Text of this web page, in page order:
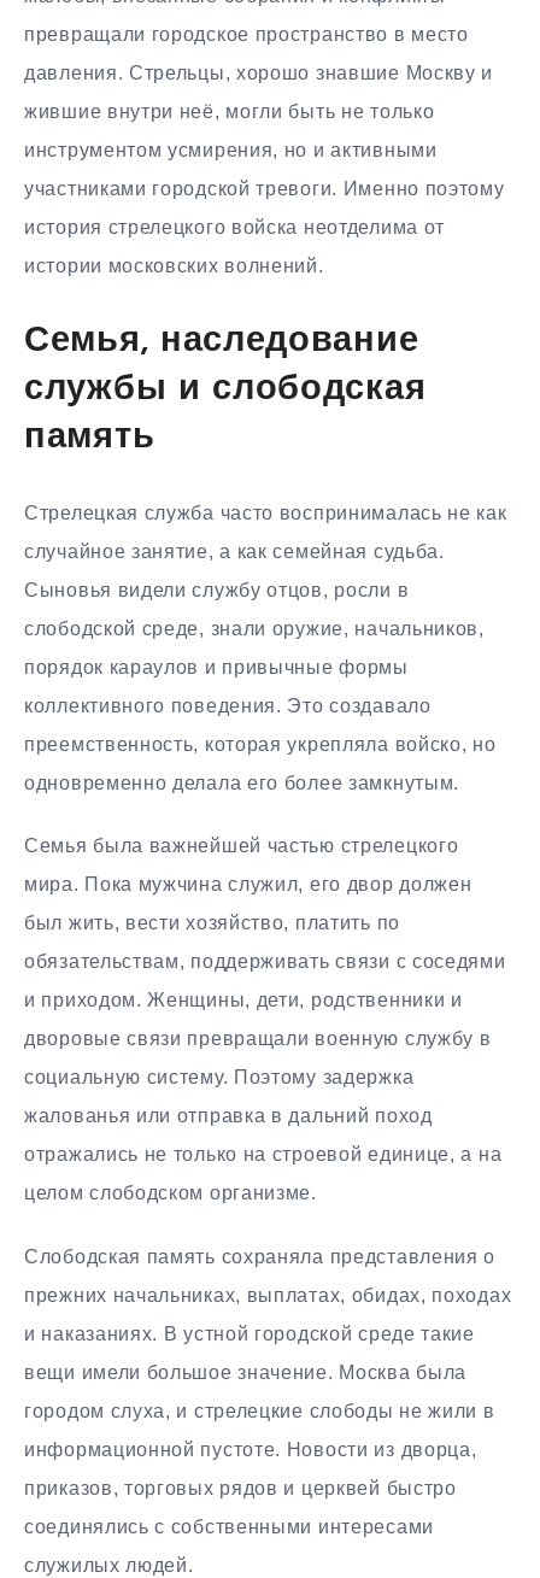
превращали городское пространство в место
давления. Стрельцы, хорошо знавшие Москву и
жившие внутри неё, могли быть не только
инструментом усмирения, но и активными
участниками городской тревоги. Именно поэтому
история стрелецкого войска неотделима от
истории московских волнений.
Семья, наследование
службы и слободская
память
Стрелецкая служба часто воспринималась не как
случайное занятие, а как семейная судьба.
Сыновья видели службу отцов, росли в
слободской среде, знали оружие, начальников,
порядок караулов и привычные формы
коллективного поведения. Это создавало
преемственность, которая укрепляла войско, но
одновременно делала его более замкнутым.
Семья была важнейшей частью стрелецкого
мира. Пока мужчина служил, его двор должен
был жить, вести хозяйство, платить по
обязательствам, поддерживать связи с соседями
и приходом. Женщины, дети, родственники и
дворовые связи превращали военную службу в
социальную систему. Поэтому задержка
жалованья или отправка в дальний поход
отражались не только на строевой единице, а на
целом слободском организме.
Слободская память сохраняла представления о
прежних начальниках, выплатах, обидах, походах
и наказаниях. В устной городской среде такие
вещи имели большое значение. Москва была
городом слуха, и стрелецкие слободы не жили в
информационной пустоте. Новости из дворца,
приказов, торговых рядов и церквей быстро
соединялись с собственными интересами
служилых людей.